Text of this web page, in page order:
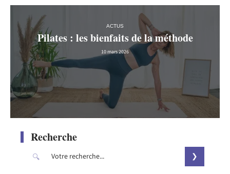
ACTUS
Pilates : les bienfaits de la méthode
10 mars 2026
Recherche